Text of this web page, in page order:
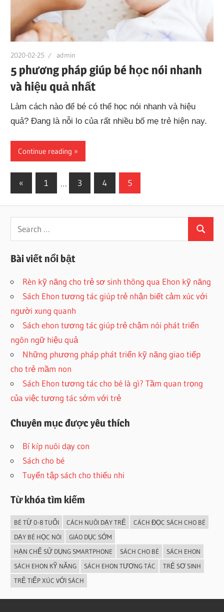
2020-02-25 admin
5 phương pháp giúp bé học nói nhanh
và hiệu quả nhất
Làm cách nào để bé có thể học nói nhanh và hiệu
quả? Đang là nỗi lo của rất nhiều bố mẹ trẻ hiện nay.
Continue reading
Phân
bài
viết
« Previous
Posts
1 … 3 4 5
Search
for:
Search
Bài viết nổi bật
Rèn kỹ năng cho trẻ sơ sinh thông qua Ehon kỹ năng
Sách Ehon tương tác giúp trẻ nhận biết cảm xúc với
người xung quanh
Sách ehon tương tác giúp trẻ chậm nói phát triển
ngôn ngữ hiệu quả
Những phương pháp phát triển kỹ năng giao tiếp
cho trẻ mầm non
Sách Ehon tương tác cho bé là gì? Tầm quan trọng
của việc tương tác sớm với trẻ
Chuyên mục được yêu thích
Bí kíp nuôi dạy con
Sách cho bé
Tuyển tập sách cho thiếu nhi
Từ khóa tìm kiếm
BÉ TỪ 0-8 TUỔI CÁCH NUÔI DẠY TRẺ
CÁCH ĐỌC SÁCH CHO BÉ
DẠY BÉ HỌC NÓI
GIÁO DỤC SỚM
HẠN CHẾ SỬ DỤNG SMARTPHONE
SÁCH CHO BÉ
SÁCH EHON
SÁCH EHON KỸ NĂNG
SÁCH EHON TƯƠNG TÁC
TRẺ SƠ SINH
TRẺ TIẾP XÚC VỚI SÁCH